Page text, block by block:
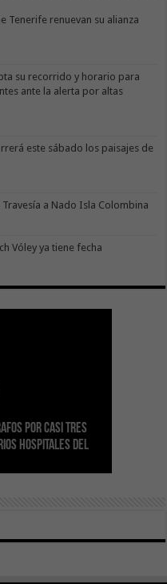
Tenerife renuevan su alianza
su recorrido y horario para
ante la alerta por altas
este sábado los paisajes de
a Nado Isla Colombina
Vóley ya tiene fecha
por casi tres
hospitales del
en el
por cuarto
ayudas del
valor de 7,09 M€
con Ashotel su
Climáticos de
a su parque de
de alquiler
diagnóstica de
impulso de la